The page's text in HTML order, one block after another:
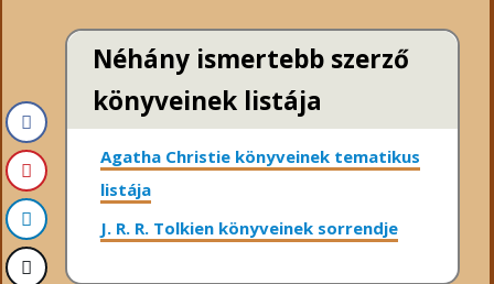
Néhány ismertebb szerző
könyveinek listája
Agatha Christie könyveinek tematikus
listája
J. R. R. Tolkien könyveinek sorrendje